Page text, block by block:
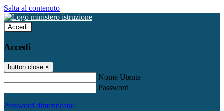
Salta al contenuto
Accedi
Accedi
button close ×
Nome Utente
Password
Password dimenticata?